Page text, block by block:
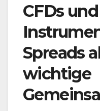
CFDs
Spreads
wichtige